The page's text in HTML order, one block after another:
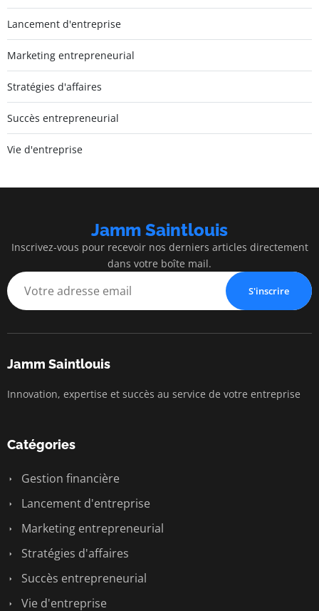
Lancement d'entreprise
Marketing entrepreneurial
Stratégies d'affaires
Succès entrepreneurial
Vie d'entreprise
Jamm Saintlouis
Inscrivez-vous pour recevoir nos derniers articles directement
dans votre boîte mail.
S'inscrire
Jamm Saintlouis
Innovation, expertise et succès au service de votre entreprise
Catégories
Gestion financière
Lancement d'entreprise
Marketing entrepreneurial
Stratégies d'affaires
Succès entrepreneurial
Vie d'entreprise